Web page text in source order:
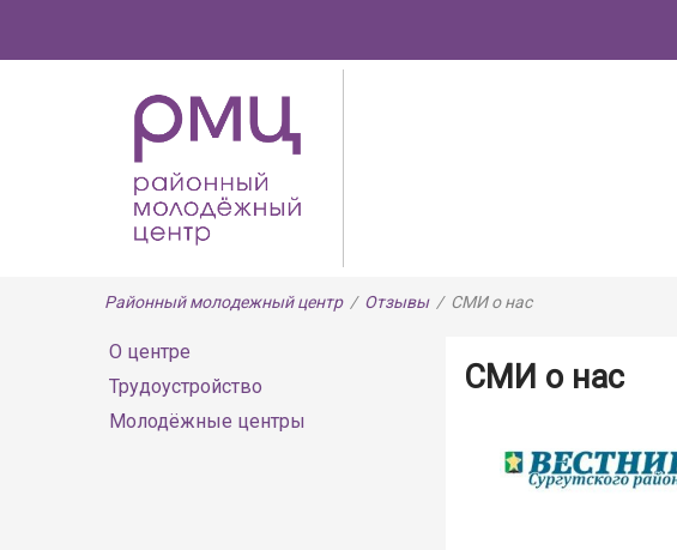
Районный молодежный центр / Отзывы / СМИ о нас
О центре
Трудоустройство
Молодёжные центры
СМИ о нас